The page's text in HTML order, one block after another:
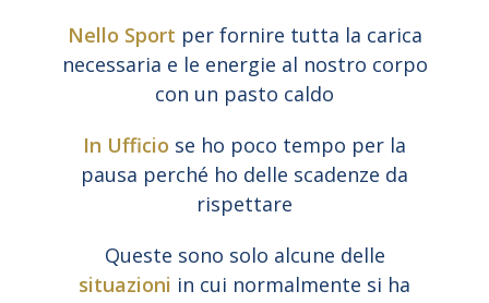
Nello Sport per fornire tutta la carica
necessaria e le energie al nostro corpo
con un pasto caldo
In Ufficio se ho poco tempo per la
pausa perché ho delle scadenze da
rispettare
Queste sono solo alcune delle
situazioni in cui normalmente si ha